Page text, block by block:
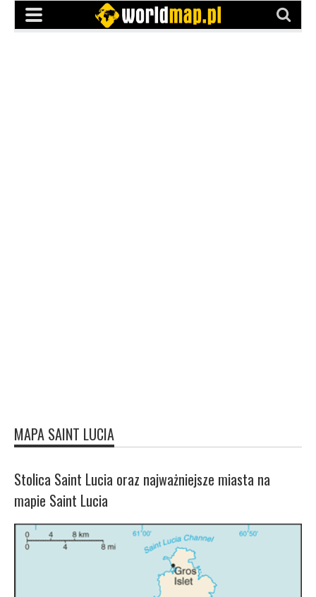
MAPA SAINT LUCIA
Stolica Saint Lucia oraz najważniejsze miasta na
mapie Saint Lucia